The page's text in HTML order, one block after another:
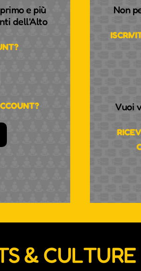
e più
dell'Alto
Non
Vuoi
& CULTURE